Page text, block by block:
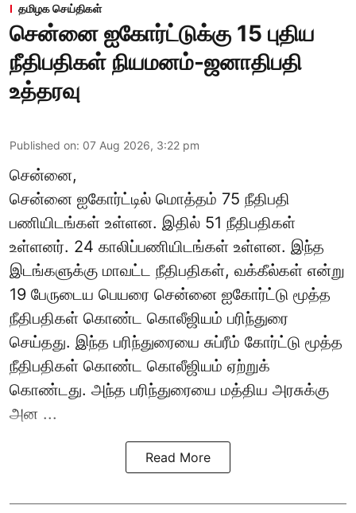
தமிழக செய்திகள்
சென்னை ஐகோர்ட்டுக்கு 15 புதிய
நீதிபதிகள் நியமனம்-ஜனாதிபதி
உத்தரவு
Published on: 07 Aug 2026, 3:22 pm
சென்னை,
சென்னை ஐகோர்ட்டில் மொத்தம் 75 நீதிபதி
பணியிடங்கள் உள்ளன. இதில் 51 நீதிபதிகள்
உள்ளனர். 24 காலிப்பணியிடங்கள் உள்ளன. இந்த
இடங்களுக்கு மாவட்ட நீதிபதிகள், வக்கீல்கள் என்று
19 பேருடைய பெயரை சென்னை ஐகோர்ட்டு மூத்த
நீதிபதிகள் கொண்ட கொலீஜியம் பரிந்துரை
செய்தது. இந்த பரிந்துரையை சுப்ரீம் கோர்ட்டு மூத்த
நீதிபதிகள் கொண்ட கொலீஜியம் ஏற்றுக்
கொண்டது. அந்த பரிந்துரையை மத்திய அரசுக்கு
அன ...
Read More